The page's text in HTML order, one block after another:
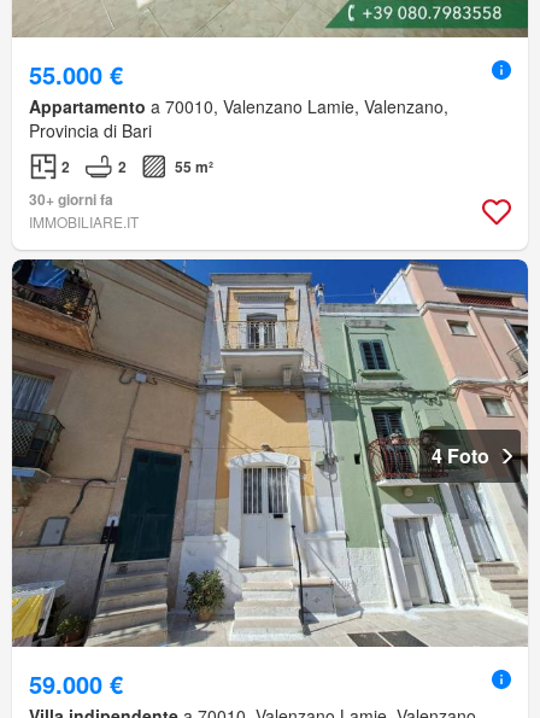
55.000 €
Appartamento a 70010, Valenzano Lamie, Valenzano,
Provincia di Bari
2 2
55 m²
30+ giorni fa
IMMOBILIARE.IT
4 Foto
59.000 €